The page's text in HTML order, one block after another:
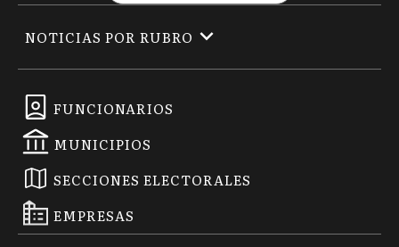
FUNCIONARIOS
MUNICIPIOS
SECCIONES ELECTORALES
EMPRESAS
NOTICIAS POR RUBRO